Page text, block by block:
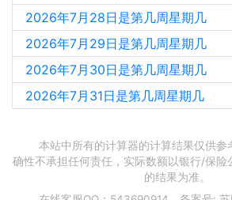
2026年7月28日是第几周星期几
2026年7月29日是第几周星期几
2026年7月30日是第几周星期几
2026年7月31日是第几周星期几
本站中所有的计算器的计算结果仅供参
确性不承担任何责任，实际数额以银行/保险
的结果为准。